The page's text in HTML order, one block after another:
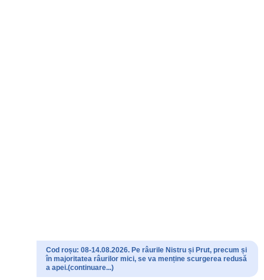
Cod roșu: 08-14.08.2026. Pe râurile Nistru și Prut, precum și
în majoritatea râurilor mici, se va menține scurgerea redusă
a apei.(continuare...)